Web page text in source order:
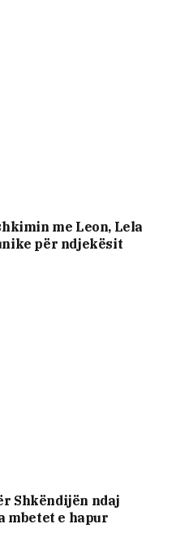
me Leon, Lela
për ndjekësit
Shkëndijën ndaj
mbetet e hapur